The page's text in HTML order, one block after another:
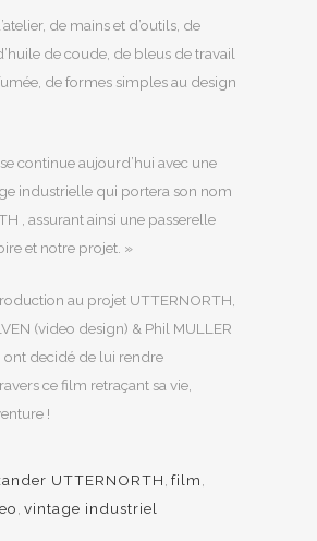
de mains et d’outils, de
de coude, de bleus de travail
de formes simples au design
continue aujourd’hui avec une
industrielle qui portera son nom
, assurant ainsi une passerelle
et notre projet. »
au projet UTTERNORTH,
(video design) & Phil MULLER
ont decidé de lui rendre
ce film retraçant sa vie,
!
UTTERNORTH film
vintage industriel